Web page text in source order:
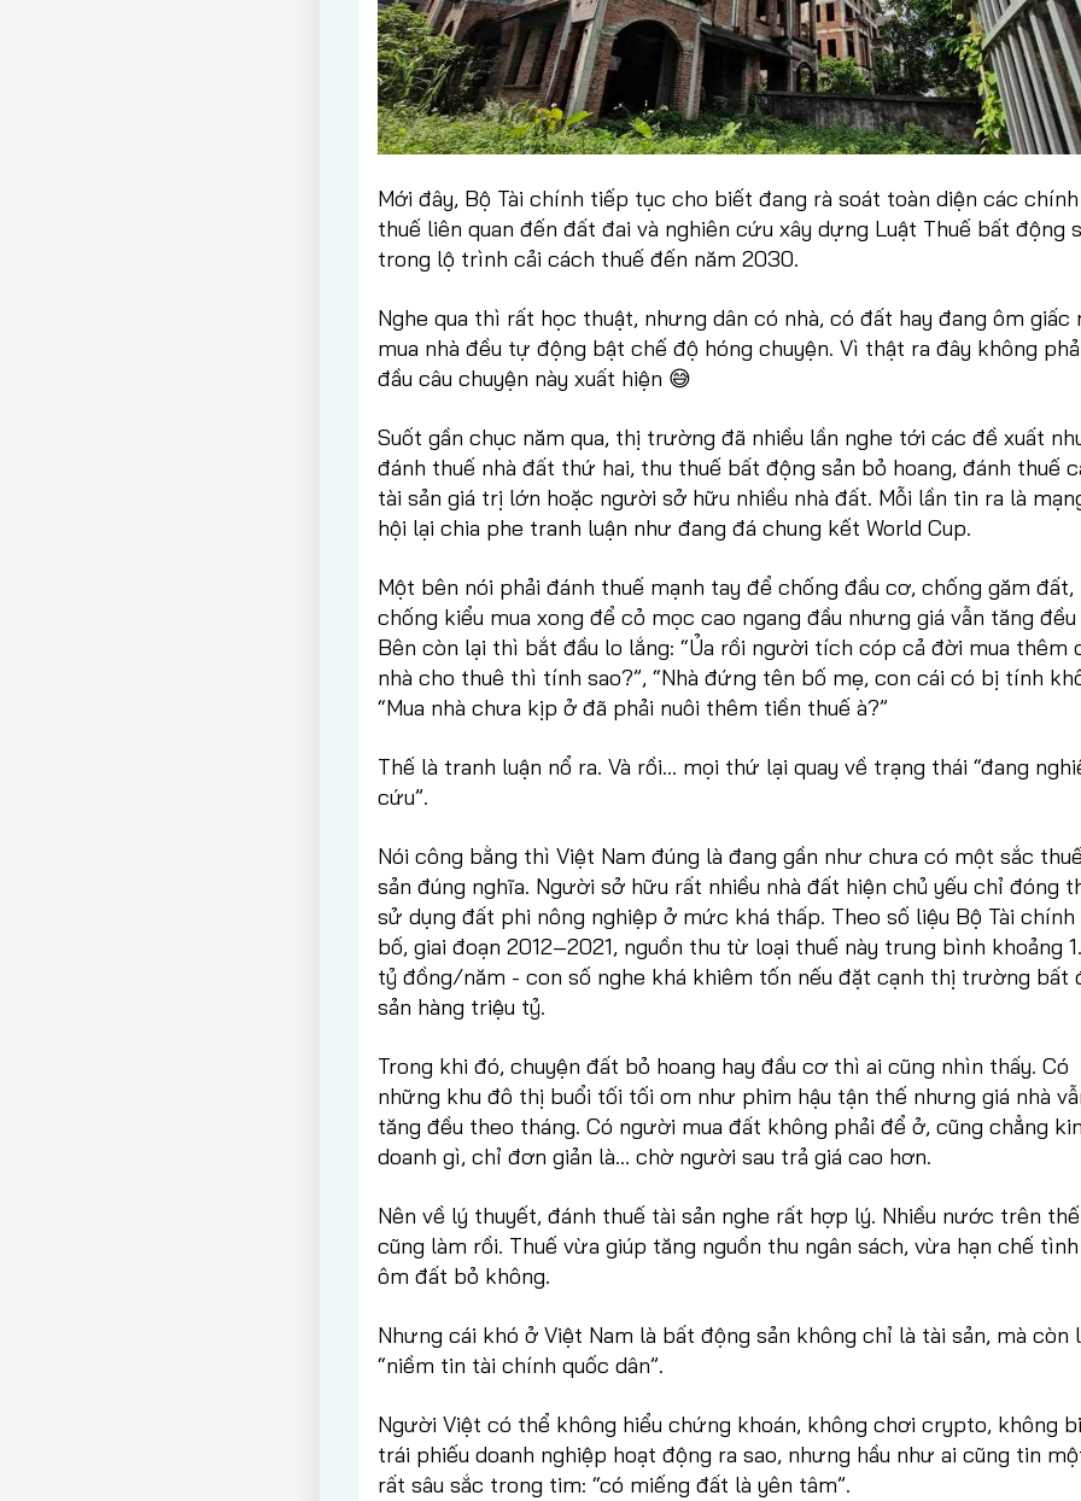
Mới đây, Bộ Tài chính tiếp tục cho biết đang rà soát toàn diện các
thuế liên quan đến đất đai và nghiên cứu xây dựng Luật Thuế bất động
trong lộ trình cải cách thuế đến năm 2030.
Nghe qua thì rất học thuật, nhưng dân có nhà, có đất hay đang ôm giấc
mua nhà đều tự động bật chế độ hóng chuyện. Vì thật ra đây không
đầu câu chuyện này xuất hiện 😅
Suốt gần chục năm qua, thị trường đã nhiều lần nghe tới các đề xuất
đánh thuế nhà đất thứ hai, thu thuế bất động sản bỏ hoang, đánh thuế
tài sản giá trị lớn hoặc người sở hữu nhiều nhà đất. Mỗi lần tin ra là
hội lại chia phe tranh luận như đang đá chung kết World Cup.
Một bên nói phải đánh thuế mạnh tay để chống đầu cơ, chống găm đất,
chống kiểu mua xong để cỏ mọc cao ngang đầu nhưng giá vẫn tăng đều
Bên còn lại thì bắt đầu lo lắng: “Ủa rồi người tích cóp cả đời mua thêm
nhà cho thuê thì tính sao?”, “Nhà đứng tên bố mẹ, con cái có bị tính
“Mua nhà chưa kịp ở đã phải nuôi thêm tiền thuế à?”
Thế là tranh luận nổ ra. Và rồi… mọi thứ lại quay về trạng thái “đang
cứu”.
Nói công bằng thì Việt Nam đúng là đang gần như chưa có một sắc
sản đúng nghĩa. Người sở hữu rất nhiều nhà đất hiện chủ yếu chỉ đóng
sử dụng đất phi nông nghiệp ở mức khá thấp. Theo số liệu Bộ Tài chính
bố, giai đoạn 2012–2021, nguồn thu từ loại thuế này trung bình khoảng
tỷ đồng/năm - con số nghe khá khiêm tốn nếu đặt cạnh thị trường bất
sản hàng triệu tỷ.
Trong khi đó, chuyện đất bỏ hoang hay đầu cơ thì ai cũng nhìn thấy. Có
những khu đô thị buổi tối tối om như phim hậu tận thế nhưng giá nhà
tăng đều theo tháng. Có người mua đất không phải để ở, cũng chẳng
doanh gì, chỉ đơn giản là… chờ người sau trả giá cao hơn.
Nên về lý thuyết, đánh thuế tài sản nghe rất hợp lý. Nhiều nước trên
cũng làm rồi. Thuế vừa giúp tăng nguồn thu ngân sách, vừa hạn chế
ôm đất bỏ không.
Nhưng cái khó ở Việt Nam là bất động sản không chỉ là tài sản, mà còn
“niềm tin tài chính quốc dân”.
Người Việt có thể không hiểu chứng khoán, không chơi crypto, không
trái phiếu doanh nghiệp hoạt động ra sao, nhưng hầu như ai cũng tin
rất sâu sắc trong tim: “có miếng đất là yên tâm”.